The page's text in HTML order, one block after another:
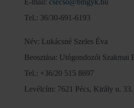
E-mail: csecso@bmgyk.hu
Tel.: 36/30-691-6193
Név: Lukácsné Szeles Éva
Beosztása: Utógondozói Szakmai
Tel.: +36/20 515 8697
Levélcím: 7621 Pécs, Király u. 33.